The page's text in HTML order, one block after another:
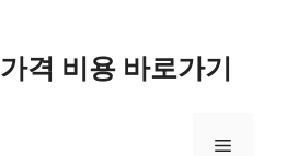
가격 비용 바로가기
메